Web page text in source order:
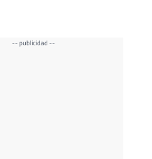
-- publicidad --